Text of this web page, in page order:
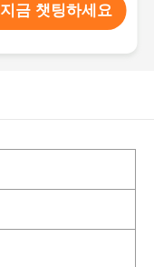
지금 챗팅하세요